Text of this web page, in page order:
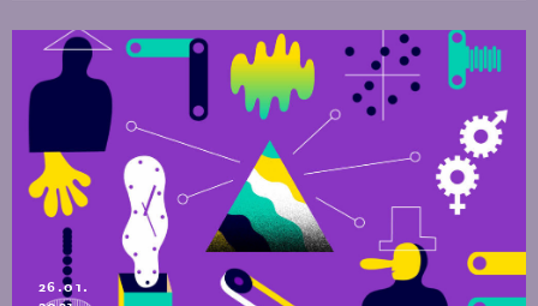
26.01.